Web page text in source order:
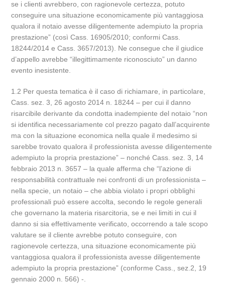
se i clienti avrebbero, con ragionevole certezza, potuto
conseguire una situazione economicamente più vantaggiosa
qualora il notaio avesse diligentemente adempiuto la propria
prestazione” (così Cass. 16905/2010; conformi Cass.
18244/2014 e Cass. 3657/2013). Ne consegue che il giudice
d’appello avrebbe “illegittimamente riconosciuto” un danno
evento inesistente.
1.2 Per questa tematica è il caso di richiamare, in particolare,
Cass. sez. 3, 26 agosto 2014 n. 18244 – per cui il danno
risarcibile derivante da condotta inadempiente del notaio “non
si identifica necessariamente col prezzo pagato dall’acquirente
ma con la situazione economica nella quale il medesimo si
sarebbe trovato qualora il professionista avesse diligentemente
adempiuto la propria prestazione” – nonché Cass. sez. 3, 14
febbraio 2013 n. 3657 – la quale afferma che “l’azione di
responsabilità contrattuale nei confronti di un professionista –
nella specie, un notaio – che abbia violato i propri obblighi
professionali può essere accolta, secondo le regole generali
che governano la materia risarcitoria, se e nei limiti in cui il
danno si sia effettivamente verificato, occorrendo a tale scopo
valutare se il cliente avrebbe potuto conseguire, con
ragionevole certezza, una situazione economicamente più
vantaggiosa qualora il professionista avesse diligentemente
adempiuto la propria prestazione” (conforme Cass., sez.2, 19
gennaio 2000 n. 566) -.